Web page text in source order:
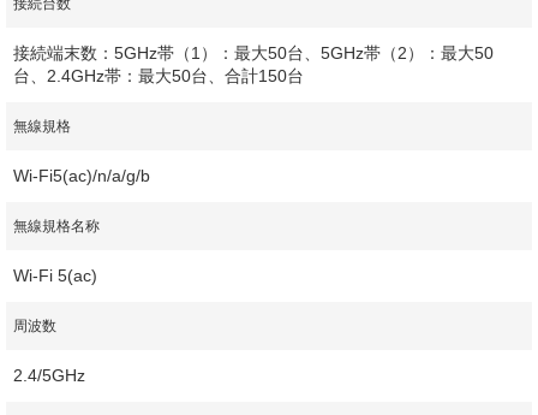
接続台数
接続端末数：5GHz帯（1）：最大50台、5GHz帯（2）：最大50
台、2.4GHz帯：最大50台、合計150台
無線規格
Wi-Fi5(ac)/n/a/g/b
無線規格名称
Wi-Fi 5(ac)
周波数
2.4/5GHz